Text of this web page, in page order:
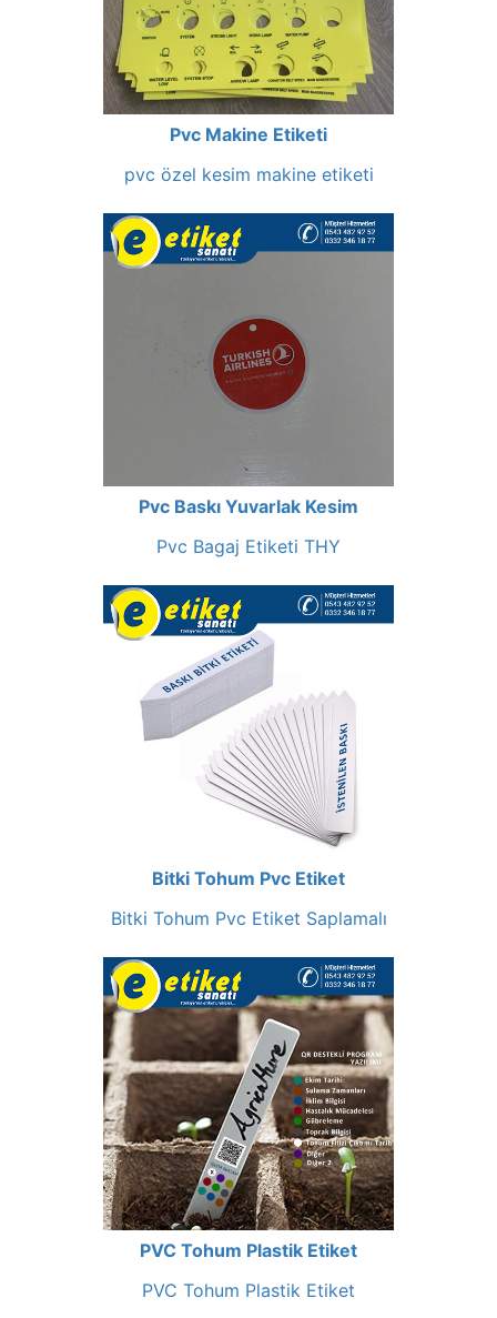
Pvc Makine Etiketi
pvc özel kesim makine etiketi
Pvc Baskı Yuvarlak Kesim
Pvc Bagaj Etiketi THY
Bitki Tohum Pvc Etiket
Bitki Tohum Pvc Etiket Saplamalı
PVC Tohum Plastik Etiket
PVC Tohum Plastik Etiket